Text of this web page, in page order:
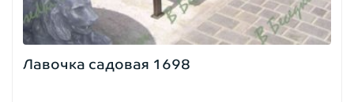
Лавочка садовая 1698